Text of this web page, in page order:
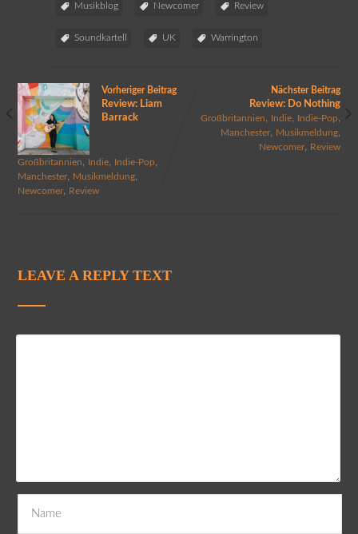
Musikblog Newcomer Review
Soundkartell UK Warrington
Vorheriger Beitrag
Review: Liam
Barrack
Großbritannien, Indie, Indie-Pop,
Manchester, Musikmeldung,
Newcomer, Review
Nächster Beitrag
Review: Do Nothing
Großbritannien, Indie, Indie-Pop,
Manchester, Musikmeldung,
Newcomer, Review
LEAVE A REPLY TEXT